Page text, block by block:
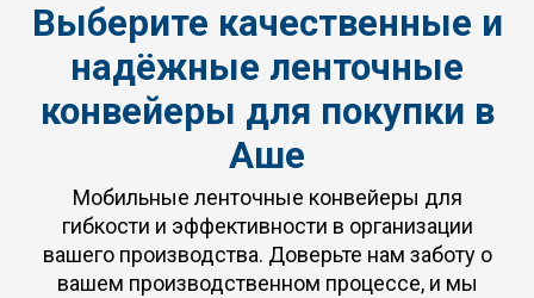
Выберите качественные и
надёжные ленточные
конвейеры для покупки в
Аше
Мобильные ленточные конвейеры для
гибкости и эффективности в организации
вашего производства. Доверьте нам заботу о
вашем производственном процессе, и мы